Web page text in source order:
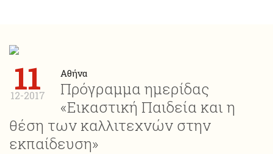
11
12-2017
Αθήνα
Πρόγραμμα ημερίδας
«Εικαστική Παιδεία και η
θέση των καλλιτεχνών στην
εκπαίδευση»